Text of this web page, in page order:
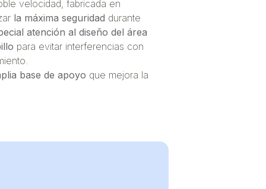
velocidad, fabricada en
la máxima seguridad durante
atención al diseño del área
para evitar interferencias con
base de apoyo que mejora la